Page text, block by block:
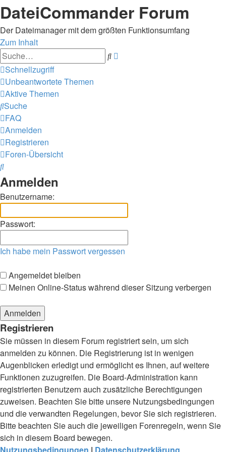
DateiCommander Forum
Der Dateimanager mit dem größten Funktionsumfang
Zum Inhalt
Suche
Schnellzugriff
Unbeantwortete Themen
Aktive Themen
Suche
FAQ
Anmelden
Registrieren
Foren-Übersicht
Suche
Anmelden
Benutzername:
Passwort:
Ich habe mein Passwort vergessen
Angemeldet bleiben
Meinen Online-Status während dieser Sitzung verbergen
Registrieren
Sie müssen in diesem Forum registriert sein, um sich
anmelden zu können. Die Registrierung ist in wenigen
Augenblicken erledigt und ermöglicht es Ihnen, auf weitere
Funktionen zuzugreifen. Die Board-Administration kann
registrierten Benutzern auch zusätzliche Berechtigungen
zuweisen. Beachten Sie bitte unsere Nutzungsbedingungen
und die verwandten Regelungen, bevor Sie sich registrieren.
Bitte beachten Sie auch die jeweiligen Forenregeln, wenn Sie
sich in diesem Board bewegen.